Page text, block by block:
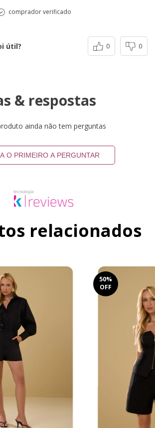
comprador verificado
útil? 0 0
& respostas
ainda não tem perguntas
O PRIMEIRO A PERGUNTAR
relacionados
50%
OFF